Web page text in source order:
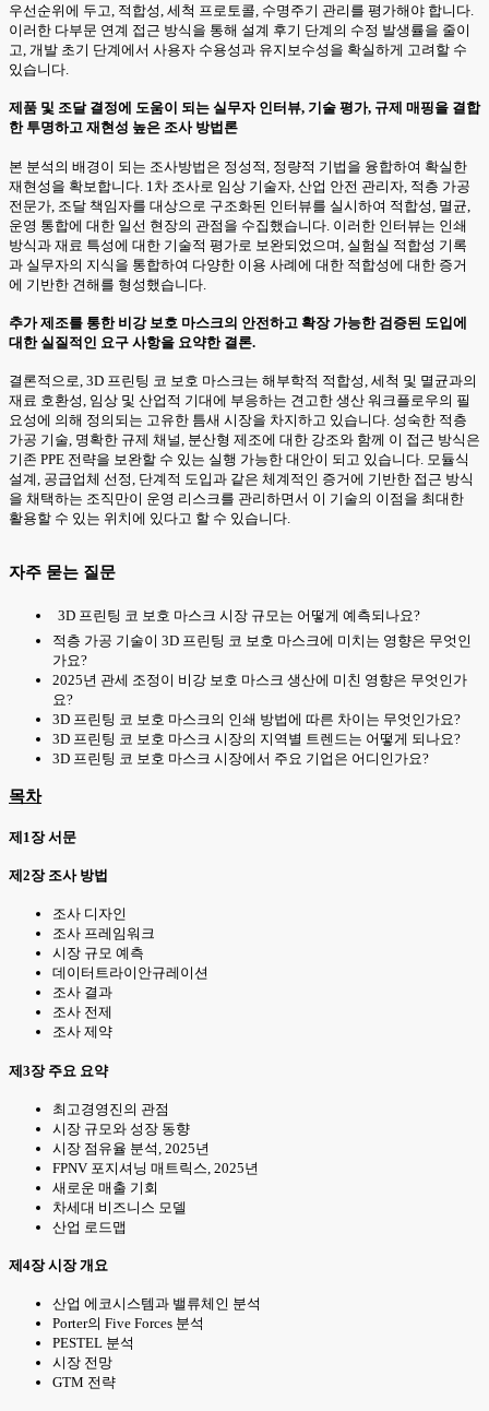
우선순위에 두고, 적합성, 세척 프로토콜, 수명주기 관리를 평가해야 합니다.
이러한 다부문 연계 접근 방식을 통해 설계 후기 단계의 수정 발생률을 줄이
고, 개발 초기 단계에서 사용자 수용성과 유지보수성을 확실하게 고려할 수
있습니다.
제품 및 조달 결정에 도움이 되는 실무자 인터뷰, 기술 평가, 규제 매핑을 결합
한 투명하고 재현성 높은 조사 방법론
본 분석의 배경이 되는 조사방법은 정성적, 정량적 기법을 융합하여 확실한
재현성을 확보합니다. 1차 조사로 임상 기술자, 산업 안전 관리자, 적층 가공
전문가, 조달 책임자를 대상으로 구조화된 인터뷰를 실시하여 적합성, 멸균,
운영 통합에 대한 일선 현장의 관점을 수집했습니다. 이러한 인터뷰는 인쇄
방식과 재료 특성에 대한 기술적 평가로 보완되었으며, 실험실 적합성 기록
과 실무자의 지식을 통합하여 다양한 이용 사례에 대한 적합성에 대한 증거
에 기반한 견해를 형성했습니다.
추가 제조를 통한 비강 보호 마스크의 안전하고 확장 가능한 검증된 도입에
대한 실질적인 요구 사항을 요약한 결론.
결론적으로, 3D 프린팅 코 보호 마스크는 해부학적 적합성, 세척 및 멸균과의
재료 호환성, 임상 및 산업적 기대에 부응하는 견고한 생산 워크플로우의 필
요성에 의해 정의되는 고유한 틈새 시장을 차지하고 있습니다. 성숙한 적층
가공 기술, 명확한 규제 채널, 분산형 제조에 대한 강조와 함께 이 접근 방식은
기존 PPE 전략을 보완할 수 있는 실행 가능한 대안이 되고 있습니다. 모듈식
설계, 공급업체 선정, 단계적 도입과 같은 체계적인 증거에 기반한 접근 방식
을 채택하는 조직만이 운영 리스크를 관리하면서 이 기술의 이점을 최대한
활용할 수 있는 위치에 있다고 할 수 있습니다.
자주 묻는 질문
3D 프린팅 코 보호 마스크 시장 규모는 어떻게 예측되나요?
적층 가공 기술이 3D 프린팅 코 보호 마스크에 미치는 영향은 무엇인
가요?
2025년 관세 조정이 비강 보호 마스크 생산에 미친 영향은 무엇인가
요?
3D 프린팅 코 보호 마스크의 인쇄 방법에 따른 차이는 무엇인가요?
3D 프린팅 코 보호 마스크 시장의 지역별 트렌드는 어떻게 되나요?
3D 프린팅 코 보호 마스크 시장에서 주요 기업은 어디인가요?
목차
제1장 서문
제2장 조사 방법
조사 디자인
조사 프레임워크
시장 규모 예측
데이터트라이안규레이션
조사 결과
조사 전제
조사 제약
제3장 주요 요약
최고경영진의 관점
시장 규모와 성장 동향
시장 점유율 분석, 2025년
FPNV 포지셔닝 매트릭스, 2025년
새로운 매출 기회
차세대 비즈니스 모델
산업 로드맵
제4장 시장 개요
산업 에코시스템과 밸류체인 분석
Porter의 Five Forces 분석
PESTEL 분석
시장 전망
GTM 전략